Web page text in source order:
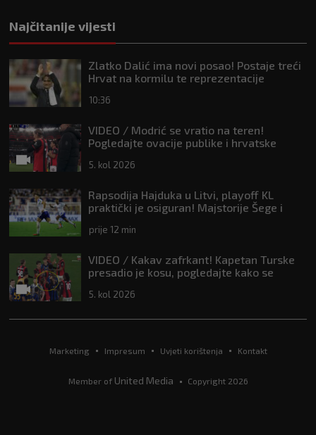
Najčitanije vijesti
Zlatko Dalić ima novi posao! Postaje treći
Hrvat na kormilu te reprezentacije
10:36
VIDEO / Modrić se vratio na teren!
Pogledajte ovacije publike i hrvatske
5. kol 2026
Rapsodija Hajduka u Litvi, playoff KL
praktički je osiguran! Majstorije Šege i
prije 12 min
VIDEO / Kakav zafrkant! Kapetan Turske
presadio je kosu, pogledajte kako se
5. kol 2026
Marketing Impresum Uvjeti korištenja Kontakt
Member of United Media Copyright 2026